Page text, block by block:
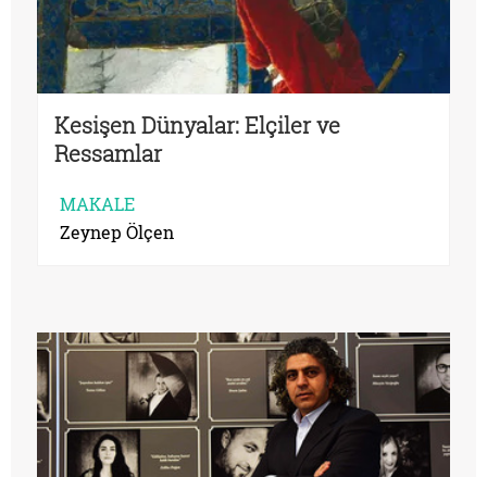
Kesişen Dünyalar: Elçiler ve
Ressamlar
MAKALE
Zeynep Ölçen